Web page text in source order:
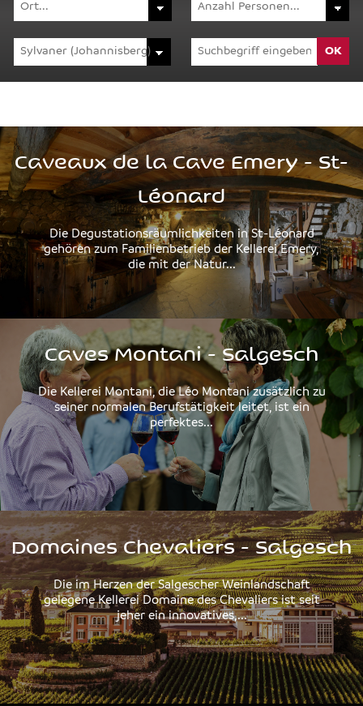
Caveaux de la Cave Emery - St-
Léonard
Die Degustationsräumlichkeiten in St-Léonard
gehören zum Familienbetrieb der Kellerei Emery,
die mit der Natur...
Caves Montani - Salgesch
Die Kellerei Montani, die Léo Montani zusätzlich zu
seiner normalen Berufstätigkeit leitet, ist ein
perfektes...
Domaines Chevaliers - Salgesch
Die im Herzen der Salgescher Weinlandschaft
gelegene Kellerei Domaine des Chevaliers ist seit
jeher ein innovatives,...